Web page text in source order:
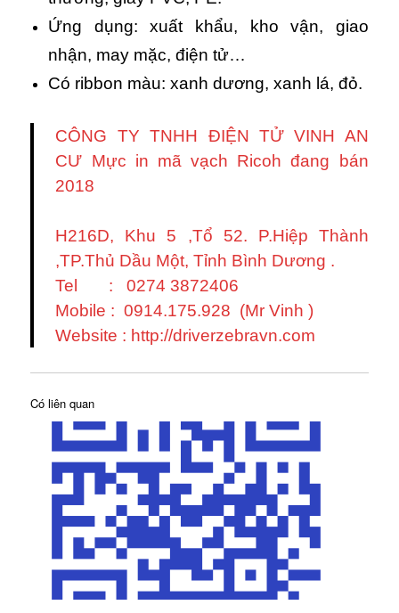
Ứng dụng: xuất khẩu, kho vận, giao
nhận, may mặc, điện tử…
Có ribbon màu: xanh dương, xanh lá, đỏ.
CÔNG TY TNHH ĐIỆN TỬ VINH AN
CƯ Mực in mã vạch Ricoh đang bán
2018
H216D, Khu 5 ,Tổ 52. P.Hiệp Thành
,TP.Thủ Dầu Một, Tỉnh Bình Dương .
Tel : 0274 3872406
Mobile : 0914.175.928 (Mr Vinh )
Website : http://driverzebravn.com
Có liên quan